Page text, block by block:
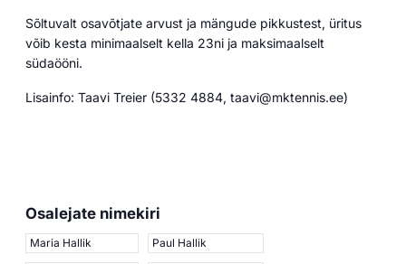
Sõltuvalt osavõtjate arvust ja mängude pikkustest, üritus
võib kesta minimaalselt kella 23ni ja maksimaalselt
südaööni.
Lisainfo: Taavi Treier (5332 4884, taavi@mktennis.ee)
Osalejate nimekiri
Maria Hallik Paul Hallik